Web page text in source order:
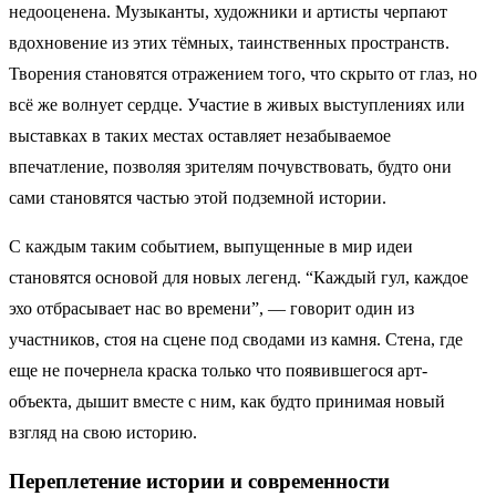
недооценена. Музыканты, художники и артисты черпают
вдохновение из этих тёмных, таинственных пространств.
Творения становятся отражением того, что скрыто от глаз, но
всё же волнует сердце. Участие в живых выступлениях или
выставках в таких местах оставляет незабываемое
впечатление, позволяя зрителям почувствовать, будто они
сами становятся частью этой подземной истории.
С каждым таким событием, выпущенные в мир идеи
становятся основой для новых легенд. “Каждый гул, каждое
эхо отбрасывает нас во времени”, — говорит один из
участников, стоя на сцене под сводами из камня. Стена, где
еще не почернела краска только что появившегося арт-
объекта, дышит вместе с ним, как будто принимая новый
взгляд на свою историю.
Переплетение истории и современности